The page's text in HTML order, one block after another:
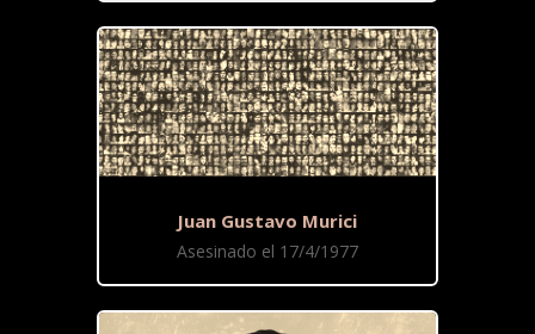
Juan Gustavo Murici
Asesinado el 17/4/1977